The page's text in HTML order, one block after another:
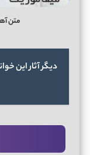
متن
دیگر آثار این